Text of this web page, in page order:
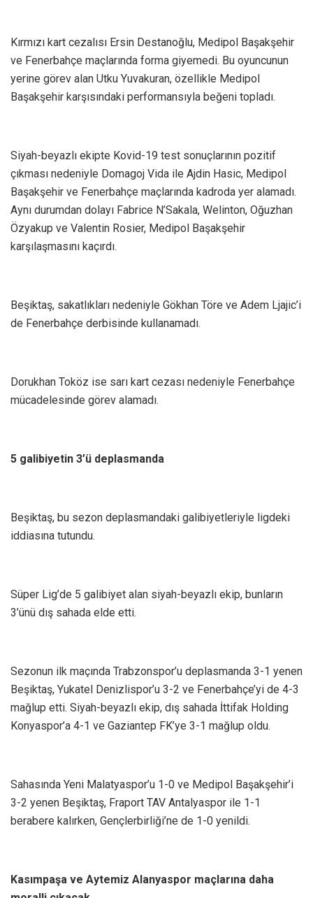
Kırmızı kart cezalısı Ersin Destanoğlu, Medipol Başakşehir
ve Fenerbahçe maçlarında forma giyemedi. Bu oyuncunun
yerine görev alan Utku Yuvakuran, özellikle Medipol
Başakşehir karşısındaki performansıyla beğeni topladı.
Siyah-beyazlı ekipte Kovid-19 test sonuçlarının pozitif
çıkması nedeniyle Domagoj Vida ile Ajdin Hasic, Medipol
Başakşehir ve Fenerbahçe maçlarında kadroda yer alamadı.
Aynı durumdan dolayı Fabrice N’Sakala, Welinton, Oğuzhan
Özyakup ve Valentin Rosier, Medipol Başakşehir
karşılaşmasını kaçırdı.
Beşiktaş, sakatlıkları nedeniyle Gökhan Töre ve Adem Ljajic’i
de Fenerbahçe derbisinde kullanamadı.
Dorukhan Toköz ise sarı kart cezası nedeniyle Fenerbahçe
mücadelesinde görev alamadı.
5 galibiyetin 3’ü deplasmanda
Beşiktaş, bu sezon deplasmandaki galibiyetleriyle ligdeki
iddiasına tutundu.
Süper Lig’de 5 galibiyet alan siyah-beyazlı ekip, bunların
3’ünü dış sahada elde etti.
Sezonun ilk maçında Trabzonspor’u deplasmanda 3-1 yenen
Beşiktaş, Yukatel Denizlispor’u 3-2 ve Fenerbahçe’yi de 4-3
mağlup etti. Siyah-beyazlı ekip, dış sahada İttifak Holding
Konyaspor’a 4-1 ve Gaziantep FK’ye 3-1 mağlup oldu.
Sahasında Yeni Malatyaspor’u 1-0 ve Medipol Başakşehir’i
3-2 yenen Beşiktaş, Fraport TAV Antalyaspor ile 1-1
berabere kalırken, Gençlerbirliği’ne de 1-0 yenildi.
Kasımpaşa ve Aytemiz Alanyaspor maçlarına daha